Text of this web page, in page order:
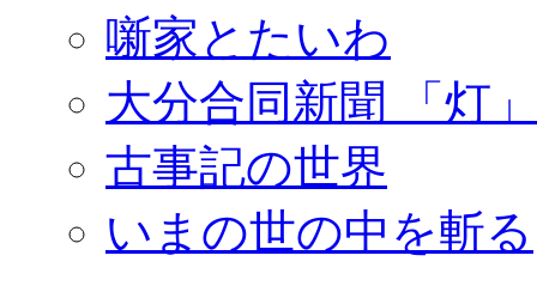
噺家とたいわ
大分合同新聞 「灯」
古事記の世界
いまの世の中を斬る